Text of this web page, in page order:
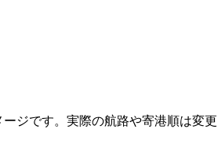
ジです。実際の航路や寄港順は変更